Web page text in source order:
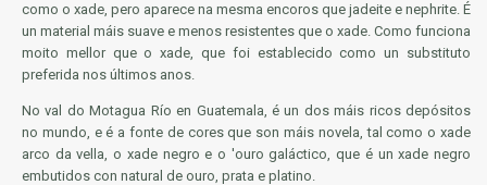
como o xade, pero aparece na mesma encoros que jadeite e nephrite. É
un material máis suave e menos resistentes que o xade. Como funciona
moito mellor que o xade, que foi establecido como un substituto
preferida nos últimos anos.
No val do Motagua Río en Guatemala, é un dos máis ricos depósitos
no mundo, e é a fonte de cores que son máis novela, tal como o xade
arco da vella, o xade negro e o 'ouro galáctico, que é un xade negro
embutidos con natural de ouro, prata e platino.